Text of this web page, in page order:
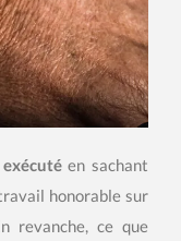
en sachant
honorable sur
revanche, ce que